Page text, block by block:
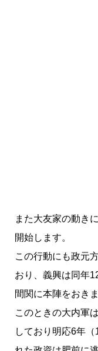
また大友家の動き
開始します。
この行動にも政元
おり、義興は同年
間関に本陣をおきま
このときの大内軍
しており明応6年